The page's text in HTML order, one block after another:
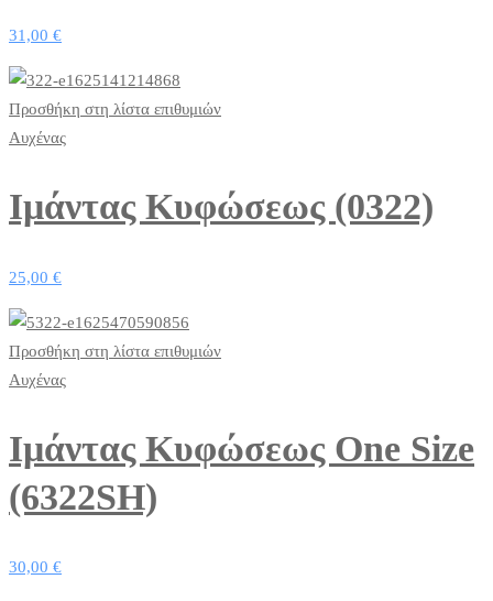
31,00 €
Προσθήκη στη λίστα επιθυμιών
Αυχένας
Ιμάντας Κυφώσεως (0322)
25,00 €
Προσθήκη στη λίστα επιθυμιών
Αυχένας
Ιμάντας Κυφώσεως One Size
(6322SH)
30,00 €